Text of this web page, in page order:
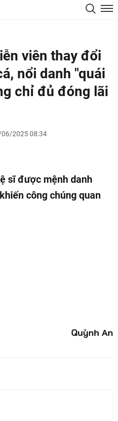
viên thay đổi
nổi danh "quái
chỉ đủ đóng lãi
2025 08:34
sĩ được mệnh danh
công chúng quan
Quỳnh An